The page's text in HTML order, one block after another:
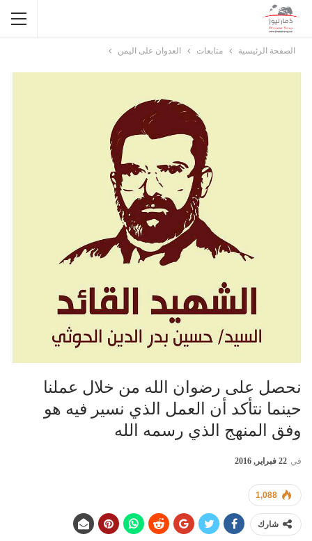
الصفحة الرئيسية متابعات العدوان على اليمن
نحصل على رضوان الله من خلال عملنا
حينما نتأكد أن العمل الذي نسير فيه هو
وفق المنهج الذي رسمه الله
في 22 فبراير, 2016
1,088
شارك